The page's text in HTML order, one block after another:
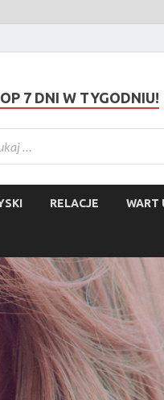
7 DNI W TYGODNIU!
RELACJE WART